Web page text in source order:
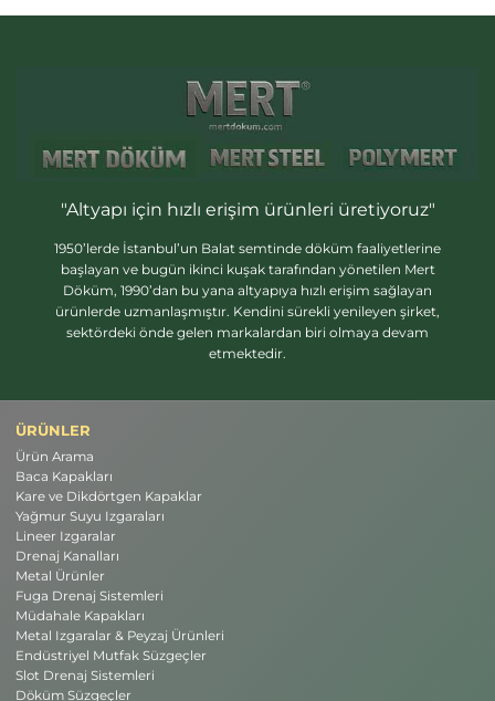
"Altyapı için hızlı erişim ürünleri üretiyoruz"
1950’lerde İstanbul’un Balat semtinde döküm faaliyetlerine
başlayan ve bugün ikinci kuşak tarafından yönetilen Mert
Döküm, 1990’dan bu yana altyapıya hızlı erişim sağlayan
ürünlerde uzmanlaşmıştır. Kendini sürekli yenileyen şirket,
sektördeki önde gelen markalardan biri olmaya devam
etmektedir.
ÜRÜNLER
Ürün Arama
Baca Kapakları
Kare ve Dikdörtgen Kapaklar
Yağmur Suyu Izgaraları
Lineer Izgaralar
Drenaj Kanalları
Metal Ürünler
Fuga Drenaj Sistemleri
Müdahale Kapakları
Metal Izgaralar & Peyzaj Ürünleri
Endüstriyel Mutfak Süzgeçler
Slot Drenaj Sistemleri
Döküm Süzgeçler